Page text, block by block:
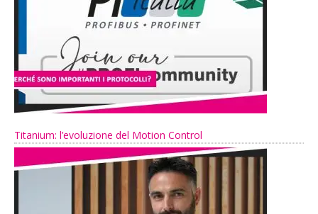
Titanium: l’evoluzione del Motion Control